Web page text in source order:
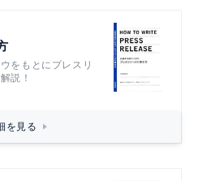
をもとにプレスリ
説！
を見る